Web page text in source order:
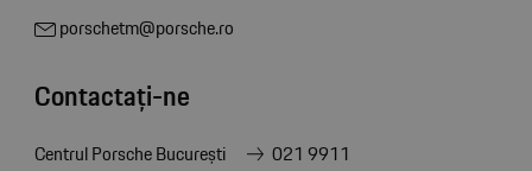
porschetm@porsche.ro
Contactați-ne
Centrul Porsche București
021 9911